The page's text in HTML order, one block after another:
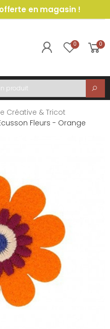
en magasin !
0 0
Créative & Tricot
Fleurs - Orange